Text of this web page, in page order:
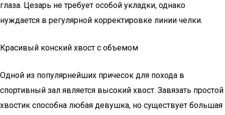
глаза. Цезарь не требует особой укладки, однако
нуждается в регулярной корректировке линии челки.
Красивый конский хвост с объемом
Одной из популярнейших причесок для похода в
спортивный зал является высокий хвост. Завязать простой
хвостик способна любая девушка, но существует большая